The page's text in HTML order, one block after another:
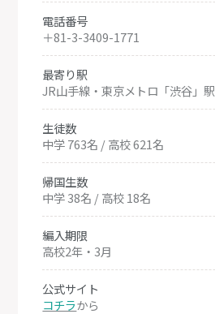
電話番号
＋81-3-3409-1771
最寄り駅
JR山手線・東京メトロ「渋谷」駅
生徒数
中学 763名 / 高校 621名
帰国生数
中学 38名 / 高校 18名
編入期限
高校2年・3月
公式サイト
コチラから